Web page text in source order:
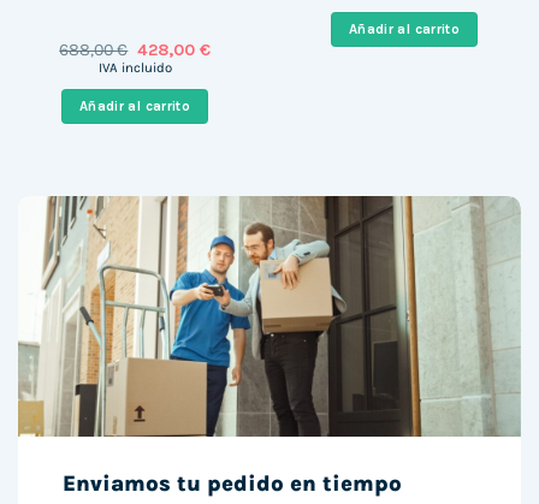
688,00€ El
precio
era:
688,00 €.
428,00 €El
IVA incluido
Añadir al carrito
era:
1.746,00 €.
Añadir al carrito
Enviamos tu pedido en tiempo